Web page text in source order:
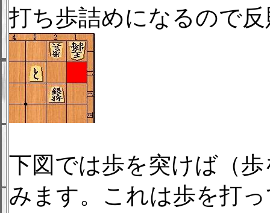
打ち歩詰めになるので
下図では歩を突けば（
みます。これは歩を打